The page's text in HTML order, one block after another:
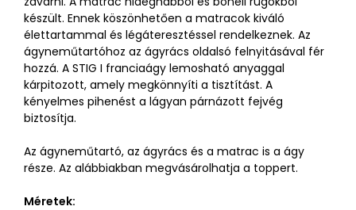
készült. Ennek köszönhetően a matracok kiváló
élettartammal és légáteresztéssel rendelkeznek. Az
ágyneműtartóhoz az ágyrács oldalsó felnyitásával fér
hozzá. A STIG I franciaágy lemosható anyaggal
kárpitozott, amely megkönnyíti a tisztítást. A
kényelmes pihenést a lágyan párnázott fejvég
biztosítja.
Az ágyneműtartó, az ágyrács és a matrac is a ágy
része. Az alábbiakban megvásárolhatja a toppert.
Méretek: